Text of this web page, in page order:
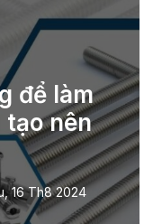
để làm
tạo nên
16 Th8 2024